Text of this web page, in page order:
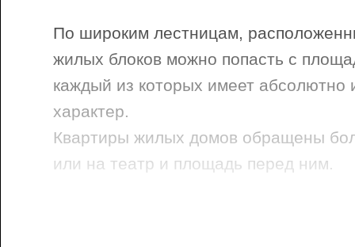
По широким лестницам,
жилых блоков можно попасть с
каждый из которых имеет абсолютно
характер.
Квартиры жилых домов обращены
или на театр и площадь перед ним.